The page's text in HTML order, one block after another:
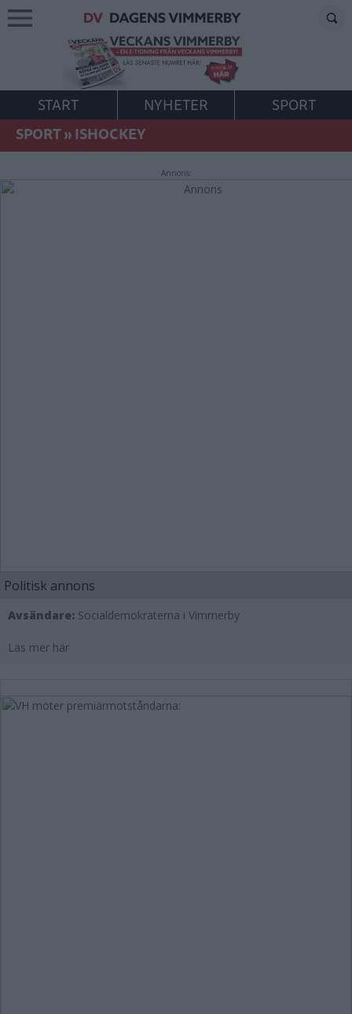
START NYHETER
SPORT
SPORT»ISHOCKEY
Annons:
Politisk annons
Avsändare: Socialdemokraterna i Vimmerby
Läs mer här